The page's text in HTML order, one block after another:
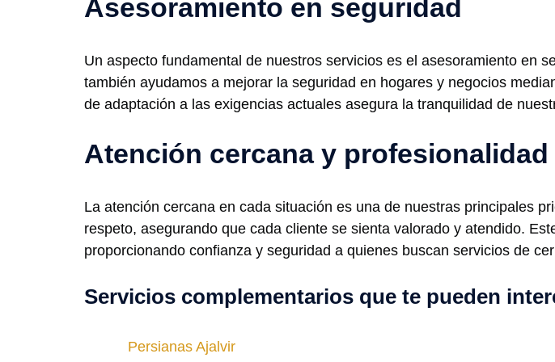
Asesoramiento en seguridad
Un aspecto fundamental de nuestros servicios es el asesoramiento en
también ayudamos a mejorar la seguridad en hogares y negocios
de adaptación a las exigencias actuales asegura la tranquilidad de
Atención cercana y profesionalidad
La atención cercana en cada situación es una de nuestras principales
respeto, asegurando que cada cliente se sienta valorado y atendido.
proporcionando confianza y seguridad a quienes buscan servicios de
Servicios complementarios que te pueden
Persianas Ajalvir